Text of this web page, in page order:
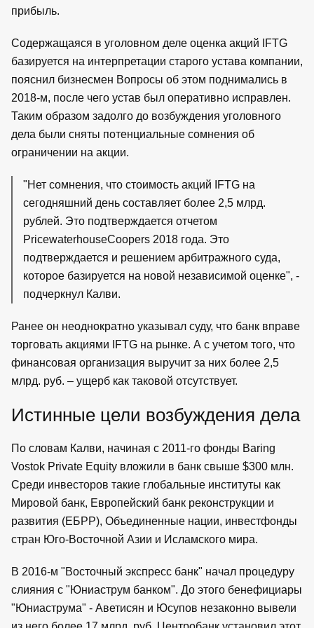
прибыль.
Содержащаяся в уголовном деле оценка акций IFTG
базируется на интерпретации старого устава компании,
пояснил бизнесмен Вопросы об этом поднимались в
2018-м, после чего устав был оперативно исправлен.
Таким образом задолго до возбуждения уголовного
дела были сняты потенциальные сомнения об
ограничении на акции.
"Нет сомнения, что стоимость акций IFTG на
сегодняшний день составляет более 2,5 млрд.
рублей. Это подтверждается отчетом
PricewaterhouseCoopers 2018 года. Это
подтверждается и решением арбитражного суда,
которое базируется на новой независимой оценке", -
подчеркнул Калви.
Ранее он неоднократно указывал суду, что банк вправе
торговать акциями IFTG на рынке. А с учетом того, что
финансовая организация выручит за них более 2,5
млрд. руб. – ущерб как таковой отсутствует.
Истинные цели возбуждения дела
По словам Калви, начиная с 2011-го фонды Baring
Vostok Private Equity вложили в банк свыше $300 млн.
Среди инвесторов такие глобальные институты как
Мировой банк, Европейский банк реконструкции и
развития (ЕБРР), Объединенные нации, инвестфонды
стран Юго-Восточной Азии и Исламского мира.
В 2016-м "Восточный экспресс банк" начал процедуру
слияния с "Юниаструм банком". До этого бенефициары
"Юниаструма" - Аветисян и Юсупов незаконно вывели